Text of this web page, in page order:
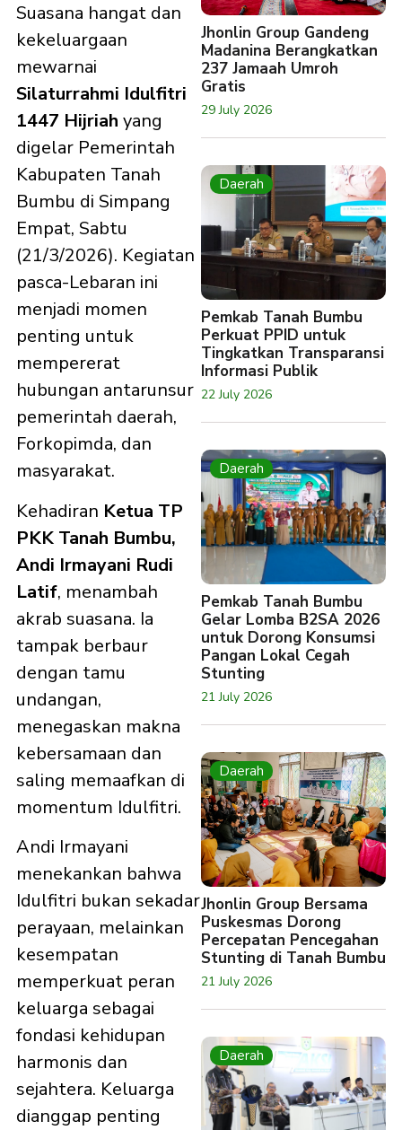
Suasana hangat dan
kekeluargaan
mewarnai
Silaturrahmi Idulfitri
1447 Hijriah yang
digelar Pemerintah
Kabupaten Tanah
Bumbu di Simpang
Empat, Sabtu
(21/3/2026). Kegiatan
pasca-Lebaran ini
menjadi momen
penting untuk
mempererat
hubungan antarunsur
pemerintah daerah,
Forkopimda, dan
masyarakat.
Kehadiran Ketua TP
PKK Tanah Bumbu,
Andi Irmayani Rudi
Latif, menambah
akrab suasana. Ia
tampak berbaur
dengan tamu
undangan,
menegaskan makna
kebersamaan dan
saling memaafkan di
momentum Idulfitri.
Andi Irmayani
menekankan bahwa
Idulfitri bukan sekadar
perayaan, melainkan
kesempatan
memperkuat peran
keluarga sebagai
fondasi kehidupan
harmonis dan
sejahtera. Keluarga
dianggap penting
Jhonlin Group Gandeng
Madanina Berangkatkan
237 Jamaah Umroh
Gratis
29 July 2026
Daerah
Pemkab Tanah Bumbu
Perkuat PPID untuk
Tingkatkan Transparansi
Informasi Publik
22 July 2026
Daerah
Pemkab Tanah Bumbu
Gelar Lomba B2SA 2026
untuk Dorong Konsumsi
Pangan Lokal Cegah
Stunting
21 July 2026
Daerah
Jhonlin Group Bersama
Puskesmas Dorong
Percepatan Pencegahan
Stunting di Tanah Bumbu
21 July 2026
Daerah